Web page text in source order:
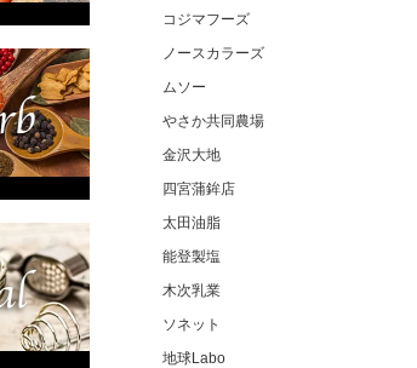
コジマフーズ
ノースカラーズ
ムソー
やさか共同農場
金沢大地
四宮蒲鉾店
太田油脂
能登製塩
木次乳業
ソネット
地球Labo